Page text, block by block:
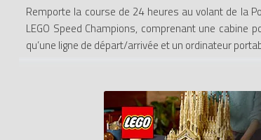
Remporte la course de 24 heures au volant de la
LEGO Speed Champions, comprenant une
qu’une ligne de départ/arrivée et un ordinateur
des pneus en caoutchouc, des détails
- Le pare-brise s'enlève pour placer la figurine dans
- Inclut une ligne de départ/arrivée avec un